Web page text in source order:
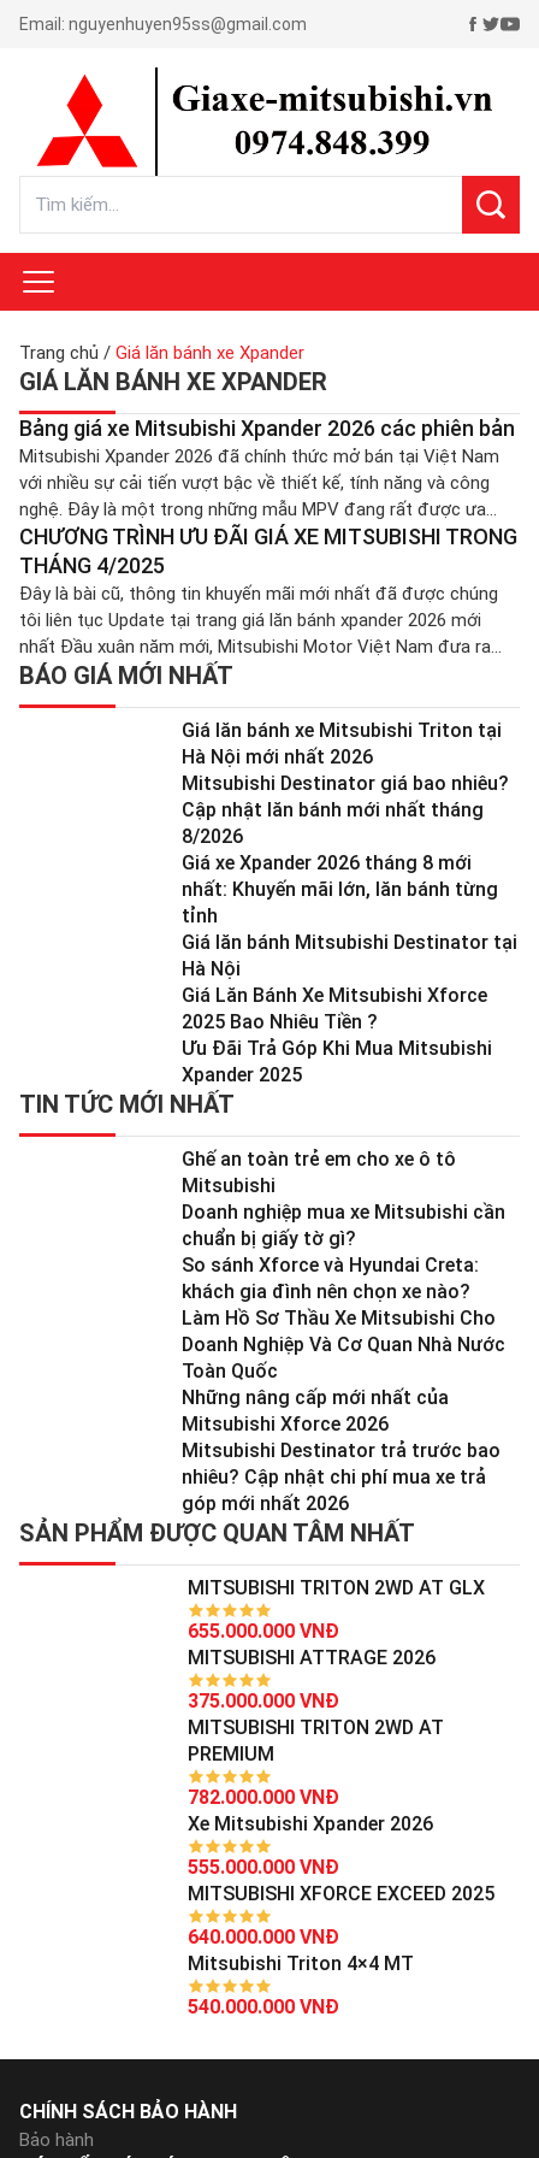
Email: nguyenhuyen95ss@gmail.com
Trang chủ / Giá lăn bánh xe Xpander
GIÁ LĂN BÁNH XE XPANDER
Bảng giá xe Mitsubishi Xpander 2026 các phiên bản
Mitsubishi Xpander 2026 đã chính thức mở bán tại Việt Nam
với nhiều sự cải tiến vượt bậc về thiết kế, tính năng và công
nghệ. Đây là một trong những mẫu MPV đang rất được ưa
chuộng tại thị trường Việt Nam, nhờ vào giá trị tốt và tính
năng vượt trội mà nó […]
CHƯƠNG TRÌNH ƯU ĐÃI GIÁ XE MITSUBISHI TRONG
THÁNG 4/2025
Đây là bài cũ, thông tin khuyến mãi mới nhất đã được chúng
tôi liên tục Update tại trang giá lăn bánh xpander 2026 mới
nhất Đầu xuân năm mới, Mitsubishi Motor Việt Nam đưa ra
chương trình khuyến mại hấp dẫn cho các dòng xe Mitsubishi
trong tháng 04/2025 này. Chương trình cụ thể […]
BÁO GIÁ MỚI NHẤT
Giá lăn bánh xe Mitsubishi Triton tại
Hà Nội mới nhất 2026
Mitsubishi Destinator giá bao nhiêu?
Cập nhật lăn bánh mới nhất tháng
8/2026
Giá xe Xpander 2026 tháng 8 mới
nhất: Khuyến mãi lớn, lăn bánh từng
tỉnh
Giá lăn bánh Mitsubishi Destinator tại
Hà Nội
Giá Lăn Bánh Xe Mitsubishi Xforce
2025 Bao Nhiêu Tiền ?
Ưu Đãi Trả Góp Khi Mua Mitsubishi
Xpander 2025
TIN TỨC MỚI NHẤT
Ghế an toàn trẻ em cho xe ô tô
Mitsubishi
Doanh nghiệp mua xe Mitsubishi cần
chuẩn bị giấy tờ gì?
So sánh Xforce và Hyundai Creta:
khách gia đình nên chọn xe nào?
Làm Hồ Sơ Thầu Xe Mitsubishi Cho
Doanh Nghiệp Và Cơ Quan Nhà Nước
Toàn Quốc
Những nâng cấp mới nhất của
Mitsubishi Xforce 2026
Mitsubishi Destinator trả trước bao
nhiêu? Cập nhật chi phí mua xe trả
góp mới nhất 2026
SẢN PHẨM ĐƯỢC QUAN TÂM NHẤT
MITSUBISHI TRITON 2WD AT GLX
655.000.000 VNĐ
MITSUBISHI ATTRAGE 2026
375.000.000 VNĐ
MITSUBISHI TRITON 2WD AT
PREMIUM
782.000.000 VNĐ
Xe Mitsubishi Xpander 2026
555.000.000 VNĐ
MITSUBISHI XFORCE EXCEED 2025
640.000.000 VNĐ
Mitsubishi Triton 4×4 MT
540.000.000 VNĐ
CHÍNH SÁCH BẢO HÀNH
Bảo hành